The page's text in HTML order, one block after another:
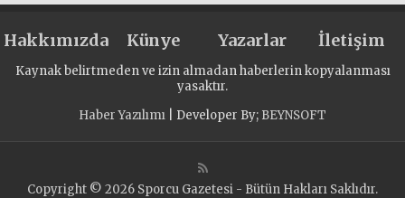
Hakkımızda Künye Yazarlar İletişim
Kaynak belirtmeden ve izin almadan haberlerin kopyalanması
yasaktır.
Haber Yazılımı | Developer By; BEYNSOFT
Copyright © 2026 Sporcu Gazetesi - Bütün Hakları Saklıdır.